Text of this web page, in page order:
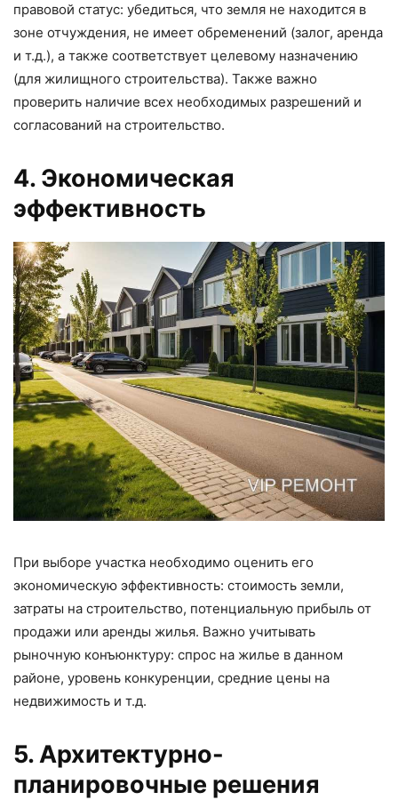
правовой статус: убедиться, что земля не находится в
зоне отчуждения, не имеет обременений (залог, аренда
и т.д.), а также соответствует целевому назначению
(для жилищного строительства). Также важно
проверить наличие всех необходимых разрешений и
согласований на строительство.
4. Экономическая
эффективность
При выборе участка необходимо оценить его
экономическую эффективность: стоимость земли,
затраты на строительство, потенциальную прибыль от
продажи или аренды жилья. Важно учитывать
рыночную конъюнктуру: спрос на жилье в данном
районе, уровень конкуренции, средние цены на
недвижимость и т.д.
5. Архитектурно-
планировочные решения